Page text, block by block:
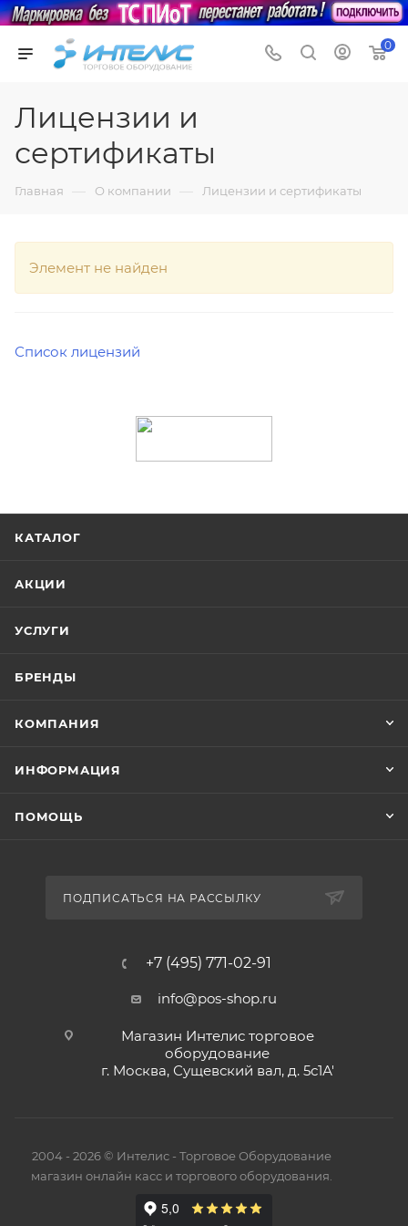
0
Лицензии и
сертификаты
Главная — О компании — Лицензии и сертификаты
Элемент не найден
Список лицензий
КАТАЛОГ
АКЦИИ
УСЛУГИ
БРЕНДЫ
КОМПАНИЯ
ИНФОРМАЦИЯ
ПОМОЩЬ
ПОДПИСАТЬСЯ НА РАССЫЛКУ
+7 (495) 771-02-91
info@pos-shop.ru
Магазин Интелис торговое
оборудование
г. Москва, Сущевский вал, д. 5с1А'
2004 - 2026 © Интелис - Торговое Оборудование
магазин онлайн касс и торгового оборудования.